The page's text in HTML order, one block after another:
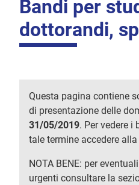
Bandi per
dottorandi,
Questa pagina contiene
di presentazione delle
31/05/2019. Per vedere i
tale termine accedere alla
NOTA BENE: per
urgenti consultare la